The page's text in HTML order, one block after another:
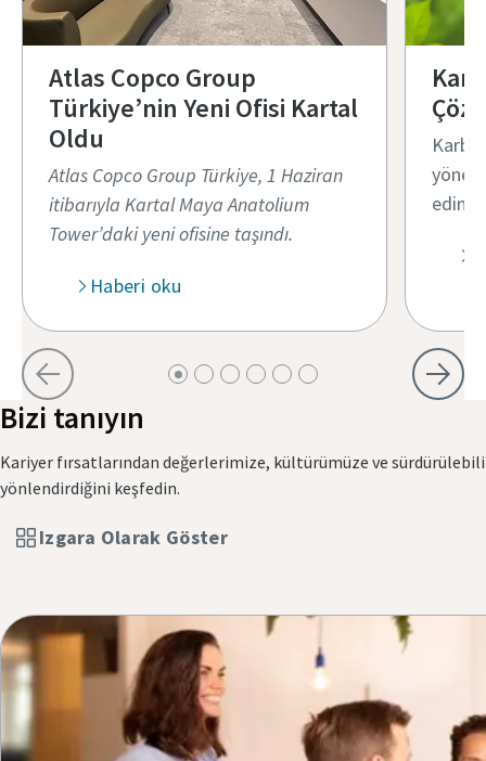
Atlas Copco Group
Türkiye’nin Yeni Ofisi Kartal
Oldu
Atlas Copco Group Türkiye, 1 Haziran
itibarıyla Kartal Maya Anatolium
Tower’daki yeni ofisine taşındı.
Haberi oku
Bizi tanıyın
Kariyer fırsatlarından değerlerimize, kültürümüze ve
yönlendirdiğini keşfedin.
Izgara Olarak Göster